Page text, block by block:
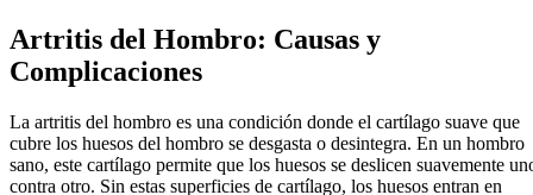
Artritis del Hombro: Causas y
Complicaciones
La artritis del hombro es una condición donde el cartílago suave que
cubre los huesos del hombro se desgasta o desintegra. En un hombro
sano, este cartílago permite que los huesos se deslicen suavemente
contra otro. Sin estas superficies de cartílago, los huesos entran en